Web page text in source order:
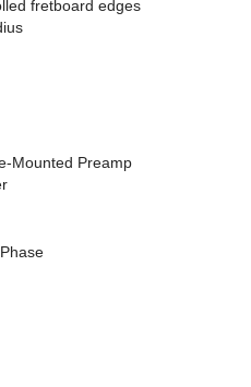
fretboard edges
Mounted Preamp